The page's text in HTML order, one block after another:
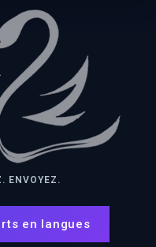
ENVOYEZ.
en langues